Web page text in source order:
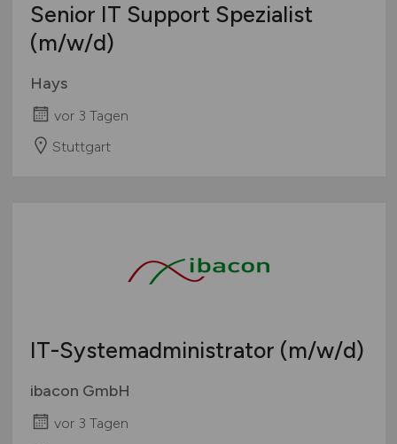
Senior IT Support Spezialist
(m/w/d)
Hays
vor 3 Tagen
Stuttgart
IT-Systemadministrator (m/w/d)
ibacon GmbH
vor 3 Tagen